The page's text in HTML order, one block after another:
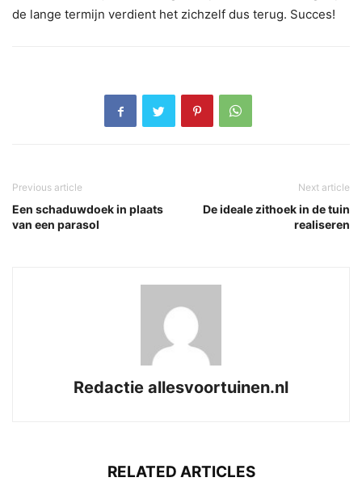
de lange termijn verdient het zichzelf dus terug. Succes!
Previous article
Een schaduwdoek in plaats
van een parasol
Next article
De ideale zithoek in de tuin
realiseren
Redactie allesvoortuinen.nl
RELATED ARTICLES